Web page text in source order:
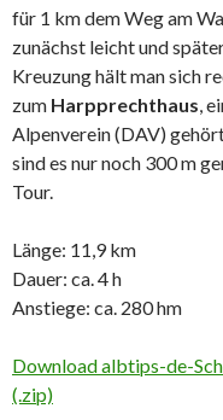
für 1 km dem Weg am
zunächst leicht und
Kreuzung hält man sich
zum Harpprechthaus,
Alpenverein (DAV)
sind es nur noch 300 m
Tour.
Länge: 11,9 km
Dauer: ca. 4 h
Anstiege: ca. 280 hm
Download albtips-de-
(.zip)